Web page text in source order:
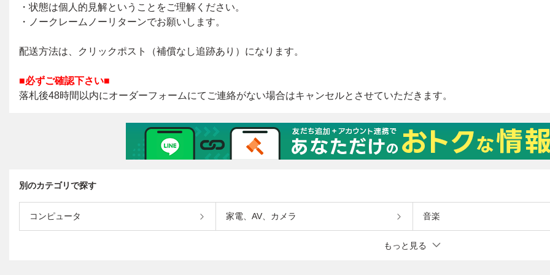
別のカテゴリで探す
コンピュータ 家電、AV、カメラ 音楽
もっと見る